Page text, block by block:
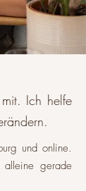
Ich helfe
und online.
gerade